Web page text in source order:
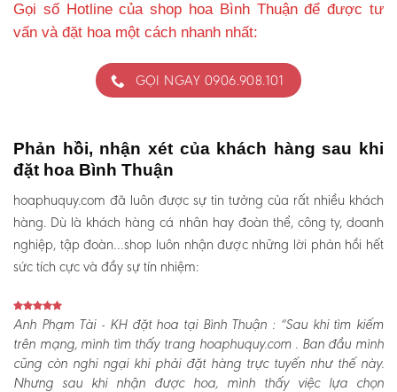
Gọi số Hotline của shop hoa Bình Thuận để được tư
vấn và đặt hoa một cách nhanh nhất:
GỌI NGAY 0906.908.101
Phản hồi, nhận xét của khách hàng sau khi
đặt hoa Bình Thuận
hoaphuquy.com đã luôn được sự tin tưởng của rất nhiều khách
hàng. Dù là khách hàng cá nhân hay đoàn thể, công ty, doanh
nghiệp, tập đoàn…shop luôn nhận được những lời phản hồi hết
sức tích cực và đầy sự tín nhiệm:
Anh Phạm Tài - KH đặt hoa tại Bình Thuận :“Sau khi tìm kiếm
trên mạng, mình tìm thấy trang hoaphuquy.com . Ban đầu mình
cũng còn nghi ngại khi phải đặt hàng trực tuyến như thế này.
Nhưng sau khi nhận được hoa, mình thấy việc lựa chọn